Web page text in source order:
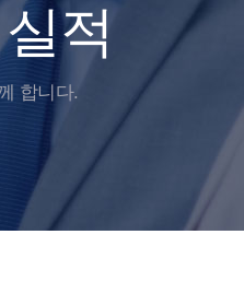
적
합니다.